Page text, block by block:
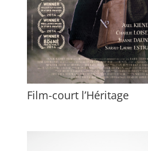
Film-court l’Héritage